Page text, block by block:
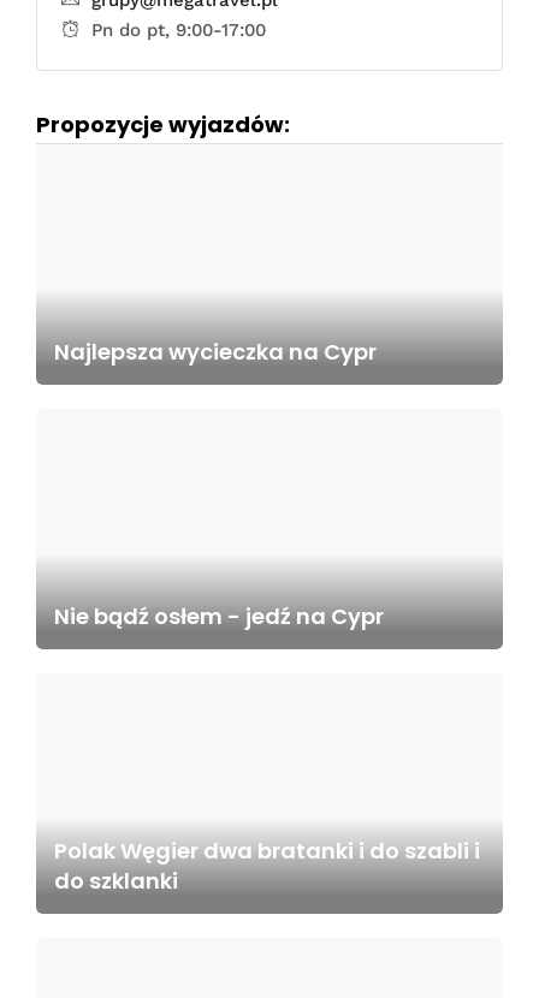
Pn do pt, 9:00-17:00
Propozycje wyjazdów:
Najlepsza wycieczka na Cypr
Nie bądź osłem - jedź na Cypr
Polak Węgier dwa bratanki i do szabli i
do szklanki